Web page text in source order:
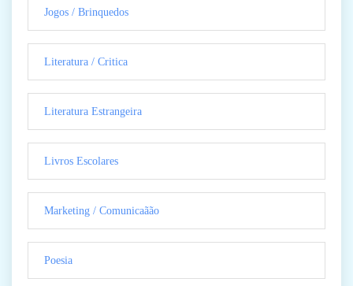
Jogos / Brinquedos
Literatura / Critica
Literatura Estrangeira
Livros Escolares
Marketing / Comunicaãão
Poesia